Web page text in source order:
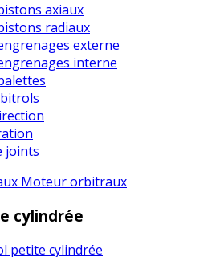
axiaux
radiaux
externe
interne
joints
Moteur orbitraux
cylindrée